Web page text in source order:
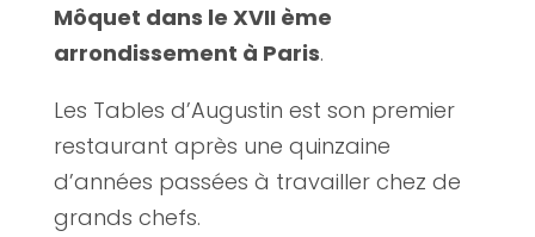
Môquet dans le XVII ème
arrondissement à Paris.
Les Tables d’Augustin est son premier
restaurant après une quinzaine
d’années passées à travailler chez de
grands chefs.